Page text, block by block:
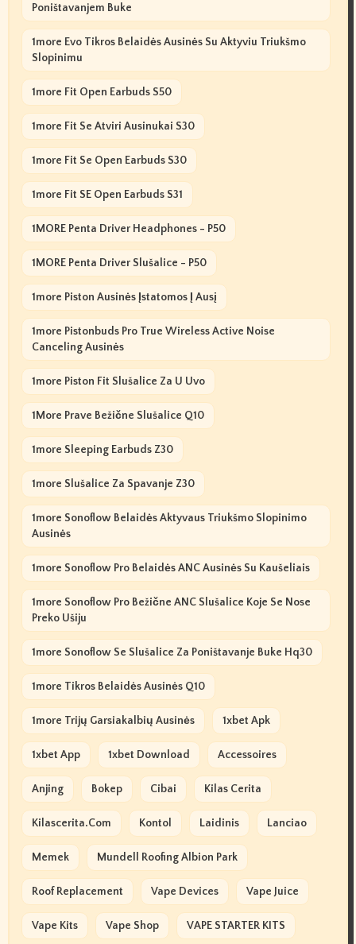
Poništavanjem Buke
1more Evo Tikros Belaidės Ausinės Su Aktyviu Triukšmo
Slopinimu
1more Fit Open Earbuds S50
1more Fit Se Atviri Ausinukai S30
1more Fit Se Open Earbuds S30
1more Fit SE Open Earbuds S31
1MORE Penta Driver Headphones - P50
1MORE Penta Driver Slušalice - P50
1more Piston Ausinės Įstatomos Į Ausį
1more Pistonbuds Pro True Wireless Active Noise
Canceling Ausinės
1more Piston Fit Slušalice Za U Uvo
1More Prave Bežične Slušalice Q10
1more Sleeping Earbuds Z30
1more Slušalice Za Spavanje Z30
1more Sonoflow Belaidės Aktyvaus Triukšmo Slopinimo
Ausinės
1more Sonoflow Pro Belaidės ANC Ausinės Su Kaušeliais
1more Sonoflow Pro Bežične ANC Slušalice Koje Se Nose
Preko Ušiju
1more Sonoflow Se Slušalice Za Poništavanje Buke Hq30
1more Tikros Belaidės Ausinės Q10
1more Trijų Garsiakalbių Ausinės 1xbet Apk
1xbet App 1xbet Download Accessoires
Anjing Bokep Cibai Kilas Cerita
Kilascerita.com Kontol Laidinis Lanciao
Memek Mundell Roofing Albion Park
Roof Replacement Vape Devices Vape Juice
Vape Kits Vape Shop VAPE STARTER KITS